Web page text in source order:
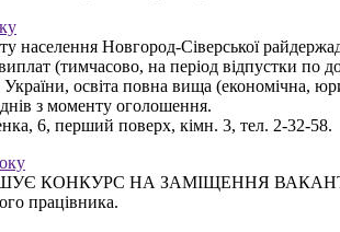
населення Новгород-Сіверської
виплат (тимчасово, на період відпустки
освіта повна вища (економічна,
з моменту оголошення.
6, перший поверх, кімн. 3, тел. 2-32-58.
КОНКУРС НА ЗАМІЩЕННЯ
працівника.